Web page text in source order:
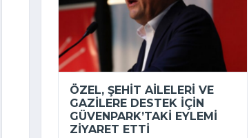
ÖZEL, ŞEHIT AILELERI VE
GAZILERE DESTEK IÇIN
GÜVENPARK’TAKI EYLEMI
ZIYARET ETTI